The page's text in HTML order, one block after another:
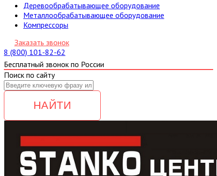
Деревообрабатывающее оборудование
Металлообрабатывающее оборудование
Компрессоры
Заказать звонок
8 (800) 101-82-62
Бесплатный звонок по России
Поиск по сайту
НАЙТИ